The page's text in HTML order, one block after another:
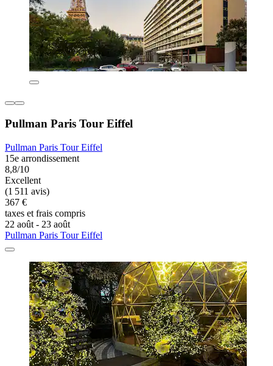
Pullman Paris Tour Eiffel
Pullman Paris Tour Eiffel
15e arrondissement
8,8/10
Excellent
(1 511 avis)
367 €
taxes et frais compris
22 août - 23 août
Pullman Paris Tour Eiffel